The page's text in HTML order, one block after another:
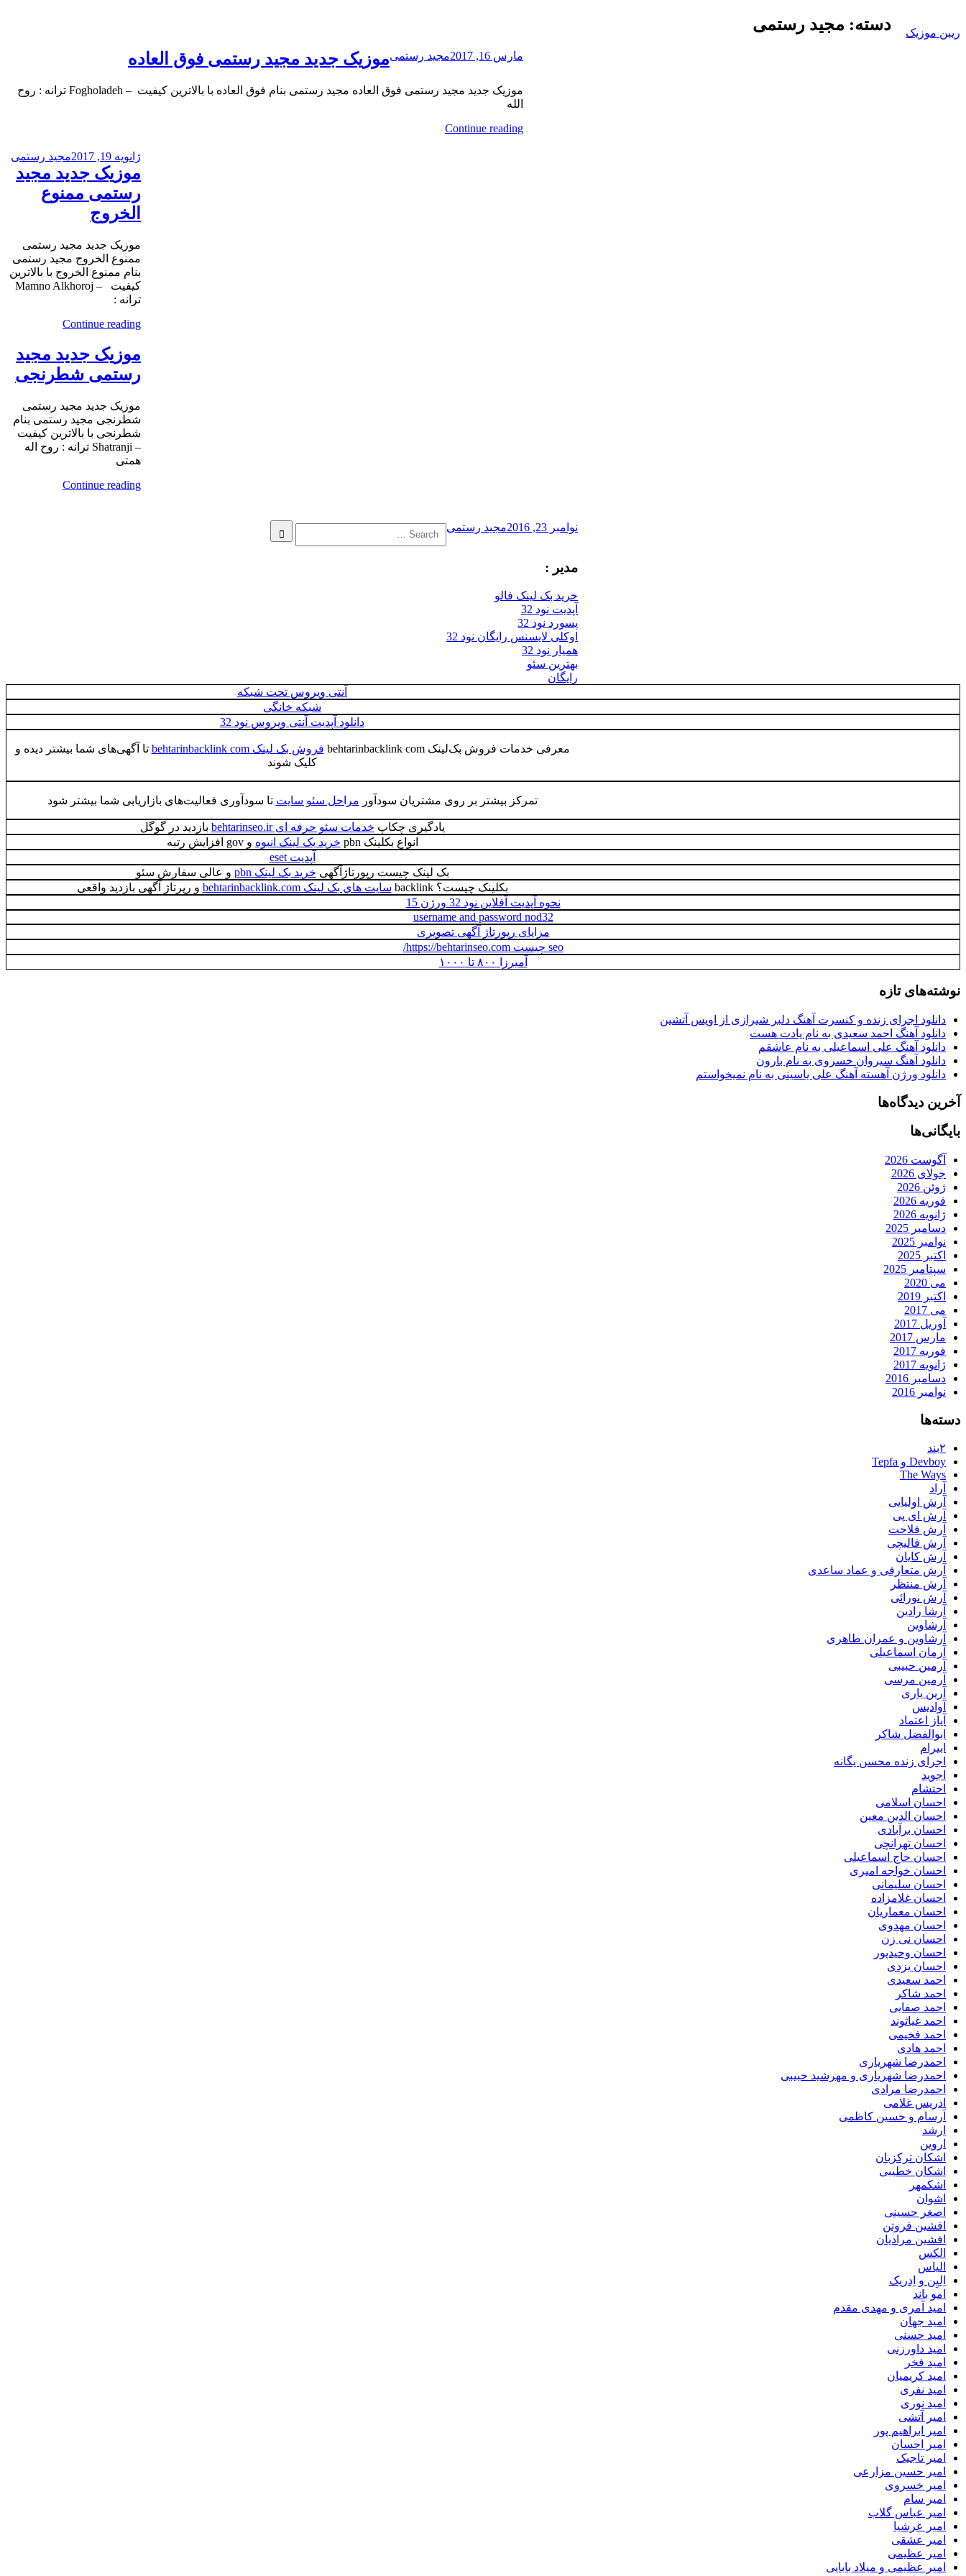
to
ریبن موزیک دسته: مجید رستمی
مارس 16, 2017 مجید رستمیموزیک جدید مجید رستمی فوق العاده
موزیک جدید مجید رستمی فوق العاده مجید رستمی بنام فوق العاده با بالاترین کیفیت ​ – Fogholadeh ترانه : روح
الله
Continue reading
ژانویه 19, 2017 مجید رستمی
موزیک جدید مجید
رستمی ممنوع
الخروج
موزیک جدید مجید رستمی
ممنوع الخروج مجید رستمی
بنام ممنوع الخروج با بالاترین
کیفیت – Mamno Alkhoroj
ترانه :
Continue reading
نوامبر 23, 2016 مجید رستمی
موزیک جدید مجید
رستمی شطرنجی
موزیک جدید مجید رستمی
شطرنجی مجید رستمی بنام
شطرنجی با بالاترین کیفیت
– Shatranji ترانه : روح اله
همتی
Continue reading
Search
for:
Search
مدیر :
خرید بک لینک فالو
آپدیت نود 32
پسورد نود 32
اوکلی لایسنس رایگان نود 32
همیار نود 32
بهترین سئو
رایگان
آنتی ویروس تحت شبکه
شبکه خانگی
دانلود آپدیت آنتی ویروس نود 32
معرفی خدمات فروش بک‌لینک behtarinbacklink com فروش بک لینک behtarinbacklink com
تا آگهی‌های شما بیشتر دیده و
کلیک شوند
تمرکز بیشتر بر روی مشتریان سودآور مراحل سئو سایت تا سودآوری فعالیت‌های بازاریابی شما بیشتر شود
یادگیری چکاپ خدمات سئو حرفه ای behtarinseo.ir
بازدید در گوگل
انواع بکلینک pbn
خرید بک لینک انبوه و gov افزایش رتبه
آپدیت eset
بک لینک چیست رپورتاژآگهی خرید بک لینک pbn
و عالی سفارش سئو
بکلینک چیست؟ backlink
سایت های بک لینک behtarinbacklink.com
و رپرتاژ آگهی بازدید واقعی
نحوه آپدیت آفلاین نود 32 ورژن 15
username and password nod32
مزایای رپورتاژ آگهی تصویری
seo چيست https://behtarinseo.com/
آمیرزا ۸۰۰ تا ۱۰۰۰
نوشته‌های تازه
دانلود اجرای زنده و کنسرت آهنگ دلبر شیرازی از اویس آتشین
دانلود آهنگ احمد سعیدی به نام یادت هست
دانلود آهنگ علی اسماعیلی به نام عاشقم
دانلود آهنگ سیروان خسروی به نام بارون
دانلود ورژن آهسته آهنگ علی یاسینی به نام نمیخواستم
آخرین دیدگاه‌ها
بایگانی‌ها
آگوست 2026
جولای 2026
ژوئن 2026
فوریه 2026
ژانویه 2026
دسامبر 2025
نوامبر 2025
اکتبر 2025
سپتامبر 2025
می 2020
اکتبر 2019
می 2017
آوریل 2017
مارس 2017
فوریه 2017
ژانویه 2017
دسامبر 2016
نوامبر 2016
دسته‌ها
۲بند
Devboy و Tepfa
The Ways
آراد
آرش اولیایی
آرش ای پی
آرش فلاحت
آرش قالیچی
آرش کایان
آرش متعارفی و عماد ساعدی
آرش منتظر
آرش نورائی
آرشا رادین
آرشاوین
آرشاوین و عمران طاهری
آرمان اسماعیلی
آرمین حبیبی
آرمین مرسی
آرین یاری
آوادیس
آیاز اعتماد
ابوالفضل شاکر
ابیرام
اجرای زنده محسن یگانه
اجوید
احتشام
احسان اسلامی
احسان الدین معین
احسان برآبادی
احسان تهرانچی
احسان حاج اسماعیلی
احسان خواجه امیری
احسان سلیمانی
احسان غلامزاده
احسان معماریان
احسان مهدوی
احسان نی زن
احسان وحیدپور
احسان یزدی
احمد سعیدی
احمد شاکر
احمد صفایی
احمد غیاثوند
احمد فخیمی
احمد هادی
احمدرضا شهریاری
احمدرضا شهریاری و مهرشید حبیبی
احمدرضا مرادی
ادریس غلامی
اَرسام و حسین کاظمی
ارشد
اروین
اشکان ترکزبان
اشکان خطیبی
اشکمهر
اشوان
اصغر حسینی
افشین فروتن
افشین مرادیان
الکس
الیاس
اِلیِن و اِدریک
امو باند
امید آمری و مهدی مقدم
امید جهان
امید حسنی
امید داورزنی
امید فخر
امید کریمیان
امید نفری
امید نوری
امیر آتشی
امیر ابراهیم پور
امیر احسان
امیر تاجیک
امیر حسین مزارعی
امیر خسروی
امیر سام
امیر عباس گلاب
امیر عرشیا
امیر عشقی
امیر عظیمی
امیر عظیمی و میلاد بابایی